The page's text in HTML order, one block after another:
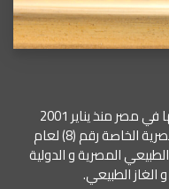
وتسجيلها في مصر منذ يناير 2001
بموجب قانون المناطق الحرة المصرية الخاصة رقم (8) لعام
الطبيعي المصرية و الدولية
الغاز الطبيعي.